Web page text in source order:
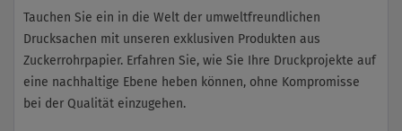
Tauchen Sie ein in die Welt der umweltfreundlichen
Drucksachen mit unseren exklusiven Produkten aus
Zuckerrohrpapier. Erfahren Sie, wie Sie Ihre Druckprojekte auf
eine nachhaltige Ebene heben können, ohne Kompromisse
bei der Qualität einzugehen.